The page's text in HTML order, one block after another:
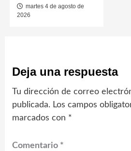
martes 4 de agosto de
2026
Deja una respuesta
Tu dirección de correo
publicada. Los campos
marcados con *
Comentario *